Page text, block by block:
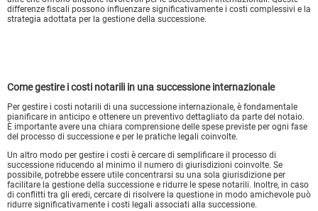
differenze fiscali possono influenzare significativamente i costi complessivi e la
strategia adottata per la gestione della successione.
Come gestire i costi notarili in una successione internazionale
Per gestire i costi notarili di una successione internazionale, è fondamentale
pianificare in anticipo e ottenere un preventivo dettagliato da parte del notaio.
È importante avere una chiara comprensione delle spese previste per ogni fase
del processo di successione e per le pratiche legali coinvolte.
Un altro modo per gestire i costi è cercare di semplificare il processo di
successione riducendo al minimo il numero di giurisdizioni coinvolte. Se
possibile, potrebbe essere utile concentrarsi su una sola giurisdizione per
facilitare la gestione della successione e ridurre le spese notarili. Inoltre, in caso
di conflitti tra gli eredi, cercare di risolvere la questione in modo amichevole può
ridurre significativamente i costi legali associati alla successione.